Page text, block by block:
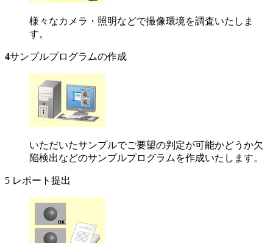
様々なカメラ・照明などで撮像環境を調査いたしま
す。
4サンプルプログラムの作成
いただいたサンプルでご要望の判定が可能かどうか欠
陥検出などのサンプルプログラムを作成いたします。
5 レポート提出